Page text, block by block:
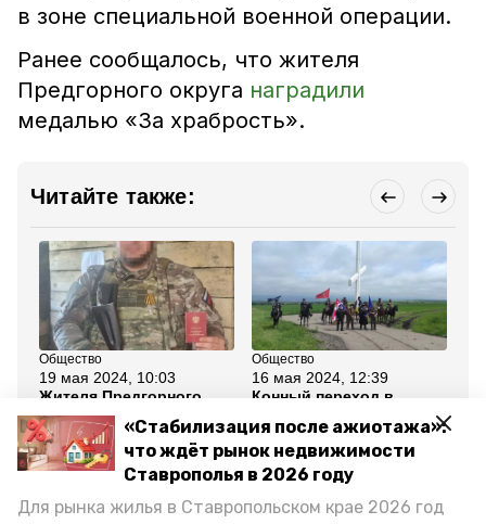
«Стабилизация после ажиотажа»:
что ждёт рынок недвижимости
Ставрополья в 2026 году
Для рынка жилья в Ставропольском крае 2026 год
в зоне специальной военной операции.
Ранее сообщалось, что жителя
Предгорного округа наградили
медалью «За храбрость».
Читайте также:
Общество
19 мая 2024, 10:03
Жителя Предгорного
округа наградили
Георгиевским крестом
за участие в СВО
Общество
16 мая 2024, 12:39
Конный переход в
поддержку бойцов СВО
прошёл в Предгорном
округе